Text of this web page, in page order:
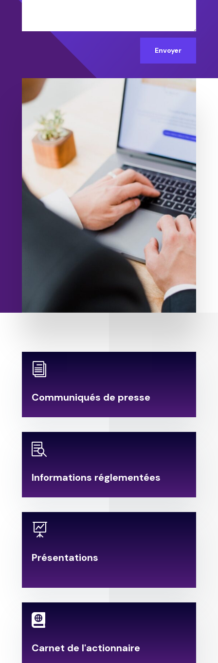
Envoyer
i
Communiqués de presse

Informations réglementées

Présentations

Carnet de l'actionnaire